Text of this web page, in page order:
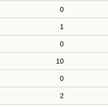
0
1
0
10
0
2